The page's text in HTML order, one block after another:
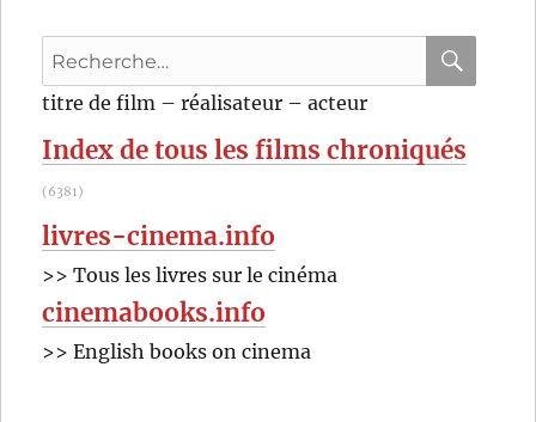
Recherche
pour
titre de film – réalisateur – acteur
Index de tous les films chroniqués
(6381)
livres-cinema.info
>> Tous les livres sur le cinéma
cinemabooks.info
>> English books on cinema